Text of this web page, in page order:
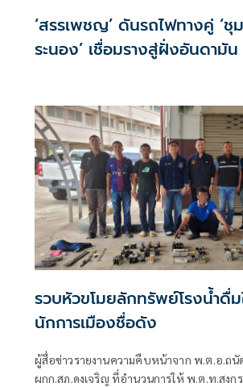
‘สรรเพชญ’ ดันรถไฟทางคู่ ‘ชุ
ระนอง’ เชื่อมรางสู่ฝั่งอันดามัน
รวบหัวขโมยลักทรัพย์โรงน้ำดื่
นักการเมืองชื่อดัง
ผู้สื่อข่าวรายงานความคืบหน้าจาก พ.ต.อ.ถนั
ผกก.สภ.ดงเจริญ ที่อำนวนการให้ พ.ต.ท.สงกรานต์ ปานมณี รอง